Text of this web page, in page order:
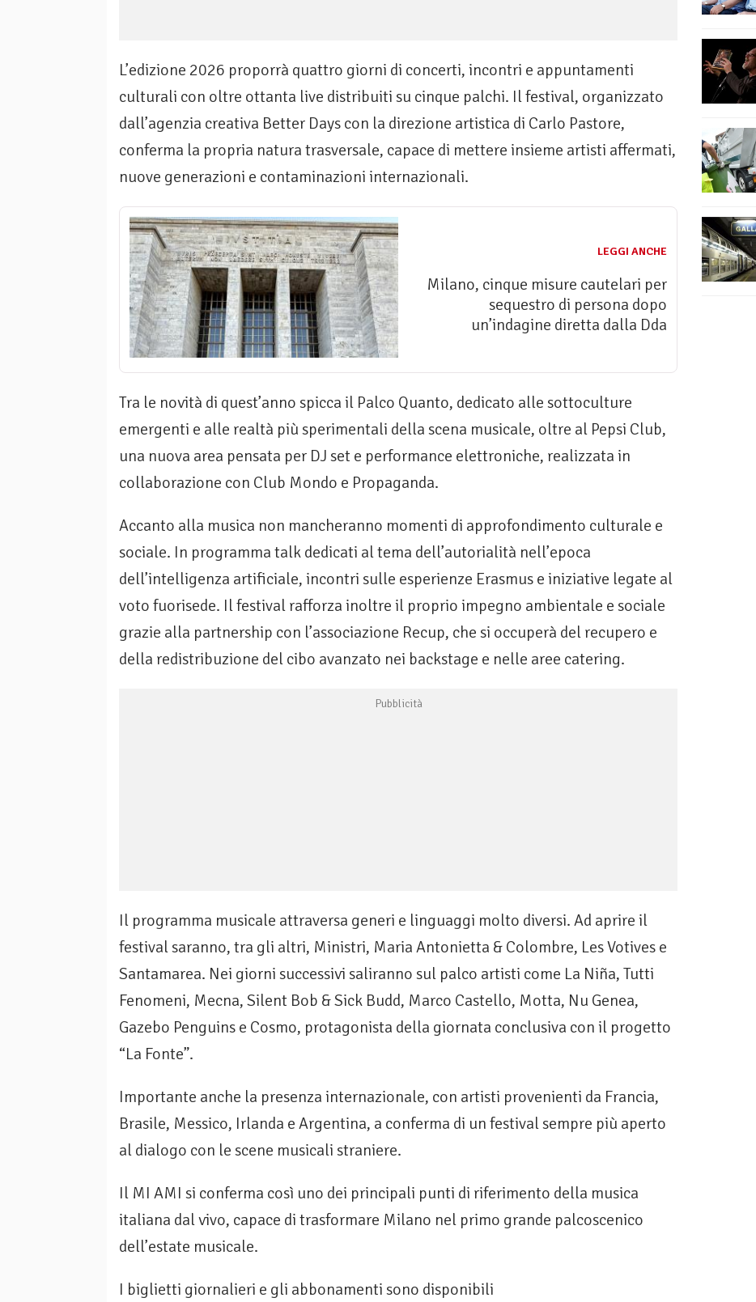
L’edizione 2026 proporrà quattro giorni di concerti, incontri e appuntamenti
culturali con oltre ottanta live distribuiti su cinque palchi. Il festival, organizzato
dall’agenzia creativa Better Days con la direzione artistica di Carlo Pastore,
conferma la propria natura trasversale, capace di mettere insieme artisti affermati,
nuove generazioni e contaminazioni internazionali.
LEGGI ANCHE
Milano, cinque misure cautelari per
sequestro di persona dopo
un’indagine diretta dalla Dda
Tra le novità di quest’anno spicca il Palco Quanto, dedicato alle sottoculture
emergenti e alle realtà più sperimentali della scena musicale, oltre al Pepsi Club,
una nuova area pensata per DJ set e performance elettroniche, realizzata in
collaborazione con Club Mondo e Propaganda.
Accanto alla musica non mancheranno momenti di approfondimento culturale e
sociale. In programma talk dedicati al tema dell’autorialità nell’epoca
dell’intelligenza artificiale, incontri sulle esperienze Erasmus e iniziative legate al
voto fuorisede. Il festival rafforza inoltre il proprio impegno ambientale e sociale
grazie alla partnership con l’associazione Recup, che si occuperà del recupero e
della redistribuzione del cibo avanzato nei backstage e nelle aree catering.
Il programma musicale attraversa generi e linguaggi molto diversi. Ad aprire il
festival saranno, tra gli altri, Ministri, Maria Antonietta & Colombre, Les Votives e
Santamarea. Nei giorni successivi saliranno sul palco artisti come La Niña, Tutti
Fenomeni, Mecna, Silent Bob & Sick Budd, Marco Castello, Motta, Nu Genea,
Gazebo Penguins e Cosmo, protagonista della giornata conclusiva con il progetto
“La Fonte”.
Importante anche la presenza internazionale, con artisti provenienti da Francia,
Brasile, Messico, Irlanda e Argentina, a conferma di un festival sempre più aperto
al dialogo con le scene musicali straniere.
Il MI AMI si conferma così uno dei principali punti di riferimento della musica
italiana dal vivo, capace di trasformare Milano nel primo grande palcoscenico
dell’estate musicale.
I biglietti giornalieri e gli abbonamenti sono disponibili